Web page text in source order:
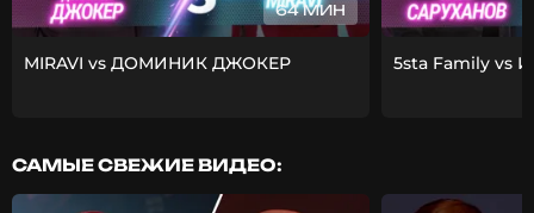
64 МИН
MIRAVI vs ДОМИНИК ДЖОКЕР 5sta Family vs
САМЫЕ СВЕЖИЕ ВИДЕО: